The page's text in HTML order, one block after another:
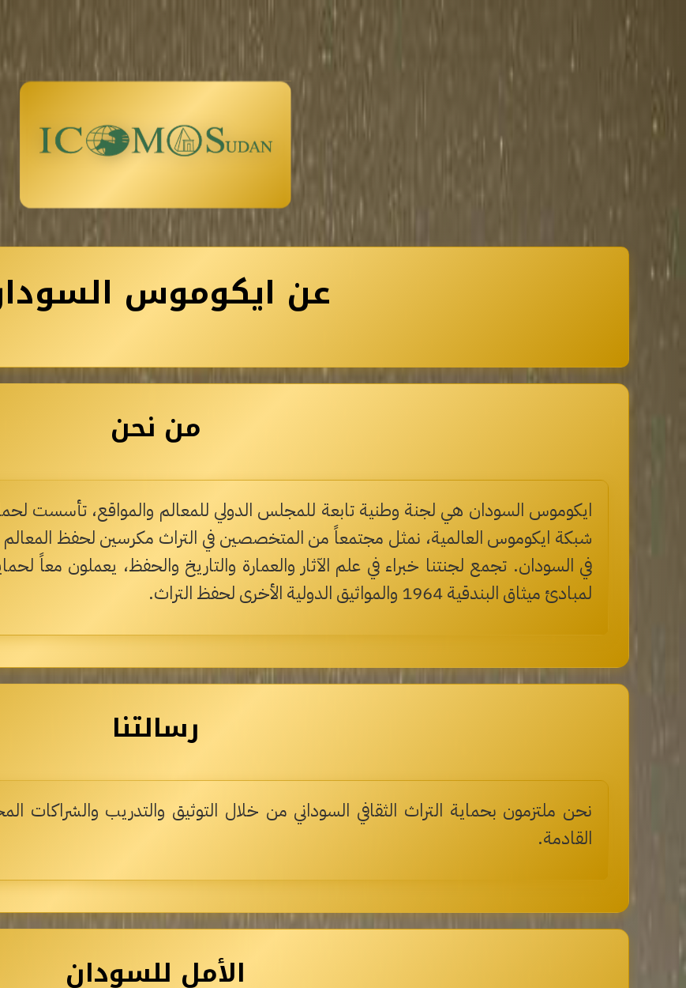
عن ايكوموس
من نحن
ايكوموس السودان هي لجنة وطنية تابعة للمجلس الدولي للمعالم والمواقع، تأسست
شبكة ايكوموس العالمية، نمثل مجتمعاً من المتخصصين في التراث مكرسين لحفظ المعالم
في السودان. تجمع لجنتنا خبراء في علم الآثار والعمارة والتاريخ والحفظ، يعملون معاً
لمبادئ ميثاق البندقية 1964 والمواثيق الدولية الأخرى لحفظ التراث.
رسالتنا
نحن ملتزمون بحماية التراث الثقافي السوداني من خلال التوثيق والتدريب والشراكات
القادمة.
الأمل للسودان